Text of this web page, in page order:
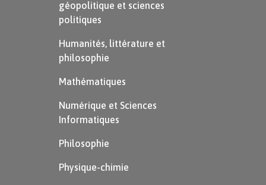
géopolitique et sciences
politiques
Humanités, littérature et
philosophie
Mathématiques
Numérique et Sciences
Informatiques
Philosophie
Physique-chimie